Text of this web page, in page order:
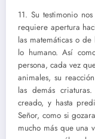
11. Su testimonio
requiere apertura
las matemáticas o
lo humano. Así
persona, cada vez
animales, su
las demás
creado, y hasta
Señor, como si
mucho más que una